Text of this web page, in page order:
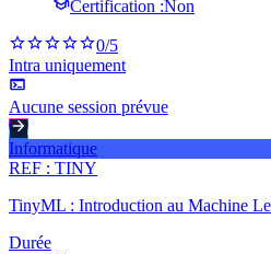
Certification :Non
0/5
Intra uniquement
Aucune session prévue
Informatique
REF : TINY
TinyML : Introduction au Machine
Durée